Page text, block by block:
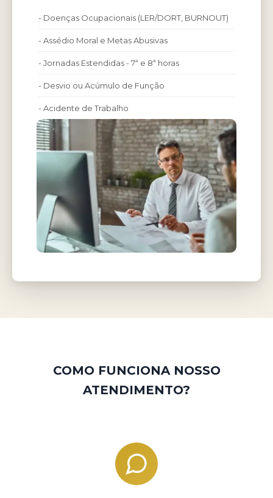
- Doenças Ocupacionais (LER/DORT, BURNOUT)
- Assédio Moral e Metas Abusivas
- Jornadas Estendidas - 7ª e 8ª horas
- Desvio ou Acúmulo de Função
- Acidente de Trabalho
COMO FUNCIONA NOSSO
ATENDIMENTO?